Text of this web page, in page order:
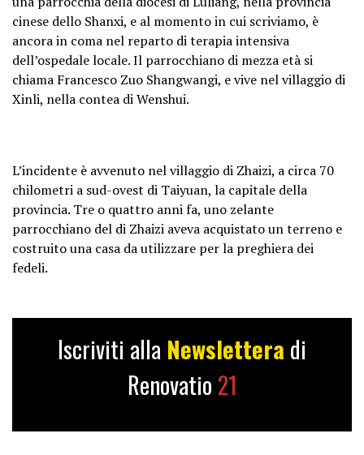
cinese dello Shanxi, e al momento in cui scriviamo, è
ancora in coma nel reparto di terapia intensiva
dell’ospedale locale. Il parrocchiano di mezza età si
chiama Francesco Zuo Shangwangi, e vive nel villaggio di
Xinli, nella contea di Wenshui.
L’incidente è avvenuto nel villaggio di Zhaizi, a circa 70
chilometri a sud-ovest di Taiyuan, la capitale della
provincia. Tre o quattro anni fa, uno zelante
parrocchiano del di Zhaizi aveva acquistato un terreno e
costruito una casa da utilizzare per la preghiera dei
fedeli.
Iscriviti alla Newslettera di
Renovatio 21